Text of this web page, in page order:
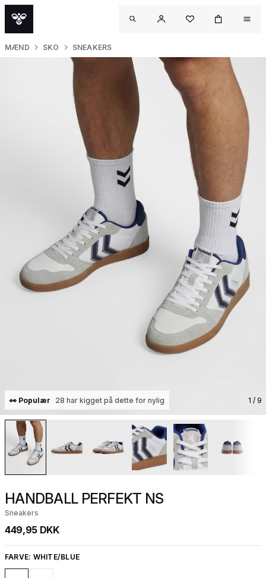
MÆND SKO SNEAKERS
👀 Populær 28 har kigget på dette for nylig 1 / 9
HANDBALL PERFEKT NS
Sneakers
449,95 DKK
FARVE: WHITE/BLUE